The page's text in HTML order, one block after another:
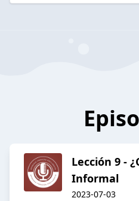
Lección 9 -
Informal
2023-07-03